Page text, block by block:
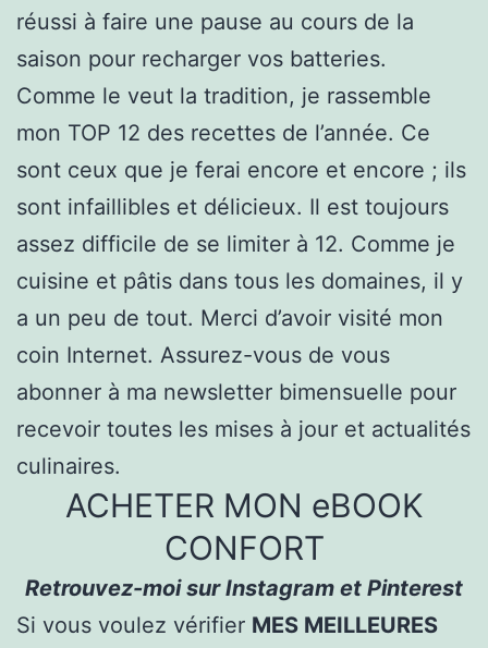
réussi à faire une pause au cours de la
saison pour recharger vos batteries.
Comme le veut la tradition, je rassemble
mon TOP 12 des recettes de l’année. Ce
sont ceux que je ferai encore et encore ; ils
sont infaillibles et délicieux. Il est toujours
assez difficile de se limiter à 12. Comme je
cuisine et pâtis dans tous les domaines, il y
a un peu de tout. Merci d’avoir visité mon
coin Internet. Assurez-vous de vous
abonner à ma newsletter bimensuelle pour
recevoir toutes les mises à jour et actualités
culinaires.
ACHETER MON eBOOK
CONFORT
Retrouvez-moi sur Instagram et Pinterest
Si vous voulez vérifier MES MEILLEURES